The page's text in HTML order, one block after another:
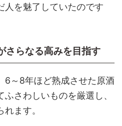
人を魅了していたのです
さらなる高みを目指す
6～8年ほど熟成させた原酒
さわしいものを厳選し、
ます。